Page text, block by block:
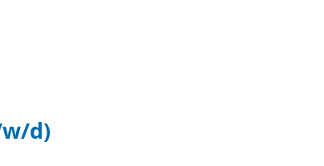
d)